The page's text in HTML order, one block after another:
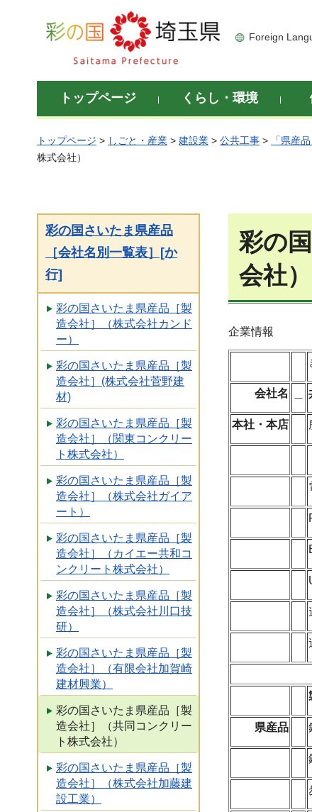
彩の国 埼玉県
Foreign
トップページ くらし・環境
トップページ > しごと・産業 > 建設業 > 公共工事 > 「県産
株式会社）
彩の国さいたま県産品
［会社名別一覧表］[か
行]
彩の国さいたま県産品［製
造会社］（株式会社カンド
ー）
彩の国さいたま県産品［製
造会社］(株式会社菅野建
材)
彩の国さいたま県産品［製
造会社］（関東コンクリー
ト株式会社）
彩の国さいたま県産品［製
造会社］（株式会社ガイア
ート）
彩の国さいたま県産品［製
造会社］（カイエー共和コ
ンクリート株式会社）
彩の国さいたま県産品［製
造会社］（株式会社川口技
研）
彩の国さいたま県産品［製
造会社］（有限会社加賀崎
建材興業）
彩の国さいたま県産品［製
造会社］（共同コンクリー
ト株式会社）
彩の国さいたま県産品［製
造会社］（株式会社加藤建
設工業）
彩の
会社）
企業情報
会社名
本社・本店
県産品